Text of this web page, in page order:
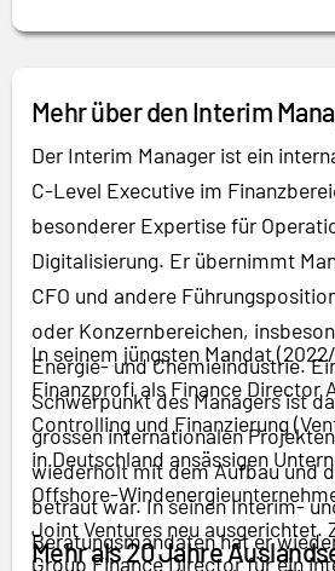
Mehr über den Interim
Der Interim Manager ist ein
C-Level Executive im
besonderer Expertise für
Digitalisierung. Er übernimmt
CFO und andere
oder Konzernbereichen,
Energie- und Chemieindustrie.
Schwerpunkt des Managers ist
grossen internationalen
wiederholt mit dem Aufbau und
betraut war. In seinen Interim-
Beratungsmandaten hat er
In seinem jüngsten Mandat
Finanzprofi als Finance Director
Controlling und Finanzierung
in Deutschland ansässigen
Offshore-
Joint Ventures neu ausgerichtet.
Group Finance Director für ein
Mehr als 20 Jahre